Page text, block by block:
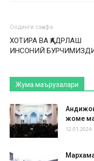
Олдинги саҳифа
ХОТИРА ВА ҚАДРЛАШ
ИНСОНИЙ
Жума маърузалари
жоме
12.01.2024